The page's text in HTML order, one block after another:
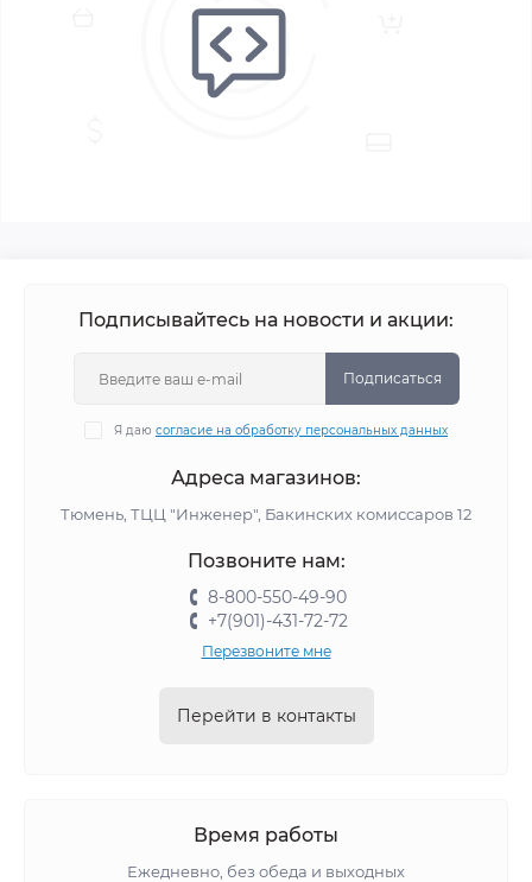
Подписывайтесь на новости и акции:
Подписаться
Я даю согласие на обработку персональных данных
Адреса магазинов:
Тюмень, ТЦЦ "Инженер", Бакинских комиссаров 12
Позвоните нам:
8-800-550-49-90
+7(901)-431-72-72
Перезвоните мне
Перейти в контакты
Время работы
Ежедневно, без обеда и выходных